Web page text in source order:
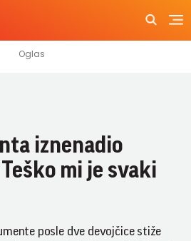
iznenadio
mi je svaki
posle dve devojčice stiže